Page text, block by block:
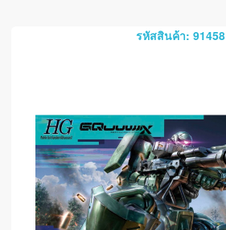
รหัสสินค้า: 91458